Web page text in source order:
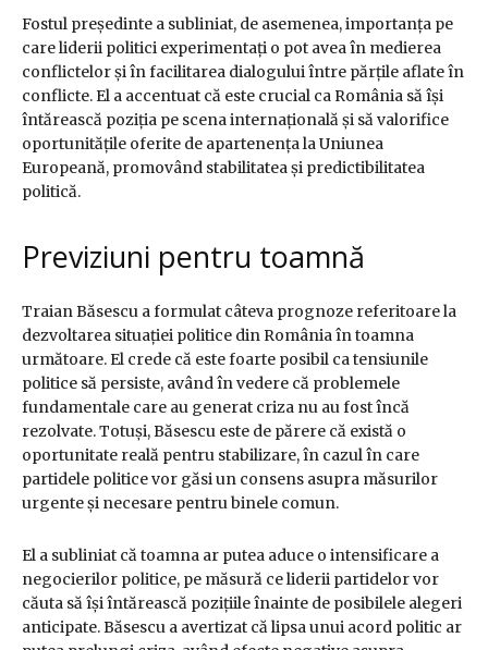
Fostul președinte a subliniat, de asemenea, importanța pe
care liderii politici experimentați o pot avea în medierea
conflictelor și în facilitarea dialogului între părțile aflate în
conflicte. El a accentuat că este crucial ca România să își
întărească poziția pe scena internațională și să valorifice
oportunitățile oferite de apartenența la Uniunea
Europeană, promovând stabilitatea și predictibilitatea
politică.
Previziuni pentru toamnă
Traian Băsescu a formulat câteva prognoze referitoare la
dezvoltarea situației politice din România în toamna
următoare. El crede că este foarte posibil ca tensiunile
politice să persiste, având în vedere că problemele
fundamentale care au generat criza nu au fost încă
rezolvate. Totuși, Băsescu este de părere că există o
oportunitate reală pentru stabilizare, în cazul în care
partidele politice vor găsi un consens asupra măsurilor
urgente și necesare pentru binele comun.
El a subliniat că toamna ar putea aduce o intensificare a
negocierilor politice, pe măsură ce liderii partidelor vor
căuta să își întărească pozițiile înainte de posibilele alegeri
anticipate. Băsescu a avertizat că lipsa unui acord politic ar